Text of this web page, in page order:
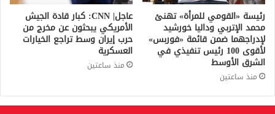
رئيسة «القومي للمرأة» تهنئ
محمد الإتربي وداليا خورشيد
لإدراجهما ضمن قائمة «فوربس»
لأقوى 100 رئيس تنفيذي في
الشرق الأوسط
منذ ساعتين
عاجل| CNN: كبار قادة الجيش
الأمريكي يبحثون عن مخرج من
حرب إيران وسط تراجع الخيارات
العسكرية
منذ ساعتين